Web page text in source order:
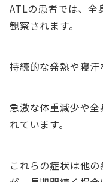
ATLの患者では、全
観察されます。
持続的な発熱や寝汗
急激な体重減少や
れています。
これらの症状は他